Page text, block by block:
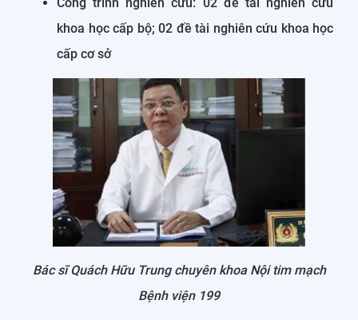
khoa học cấp bộ; 02 đề tài nghiên cứu khoa học
cấp cơ sở
Bác sĩ Quách Hữu Trung chuyên khoa Nội tim mạch
Bệnh viện 199